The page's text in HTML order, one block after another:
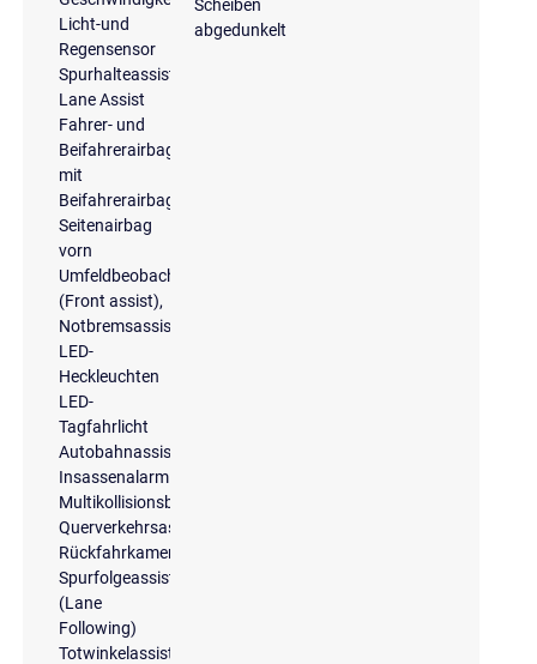
Licht-und
Regensensor
Spurhalteassistent
Lane Assist
Fahrer- und
Beifahrerairbag
mit
Beifahrerairbagdeaktivierung
Seitenairbag
vorn
Umfeldbeobachtungssystem
(Front assist),
Notbremsassistent
LED-
Heckleuchten
LED-
Tagfahrlicht
Autobahnassistent
Insassenalarm
Multikollisionsbremse
Querverkehrsassistent
Rückfahrkamera
Spurfolgeassistent
(Lane
Following)
Totwinkelassistent
Scheiben
abgedunkelt